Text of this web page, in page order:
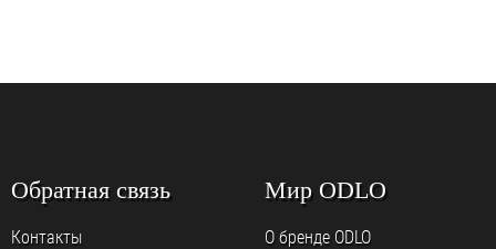
Обратная связь
Контакты
Мир ODLO
О бренде ODLO